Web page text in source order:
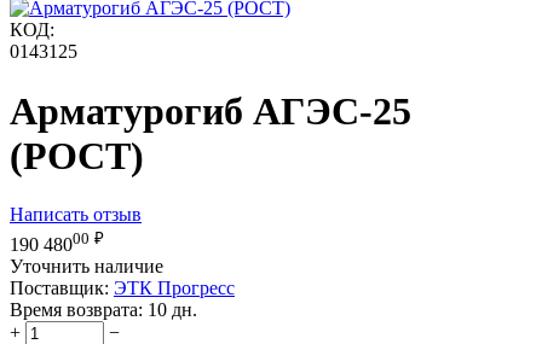
КОД:
0143125
Арматурогиб АГЭС-25
(РОСТ)
Написать отзыв
190 48000 ₽
Уточнить наличие
Поставщик: ЭТК Прогресс
Время возврата: 10 дн.
+
−